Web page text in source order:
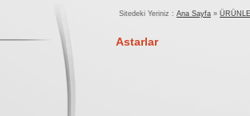
Sitedeki Yeriniz : Ana Sayfa »
Astarlar